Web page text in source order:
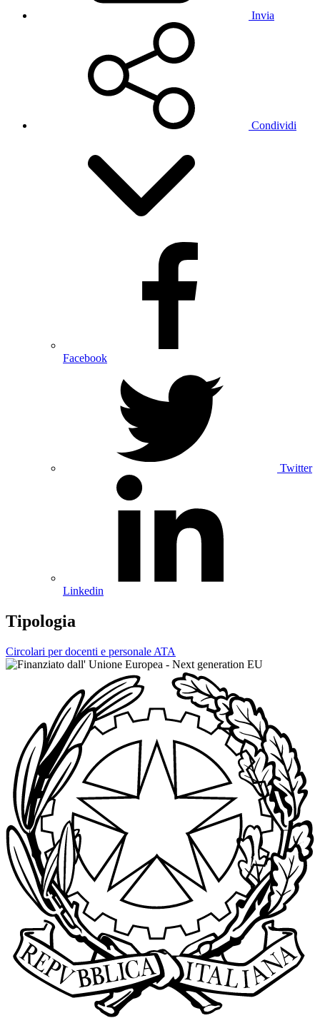
Invia
Condividi
Facebook
Twitter
Linkedin
Tipologia
Circolari per docenti e personale ATA